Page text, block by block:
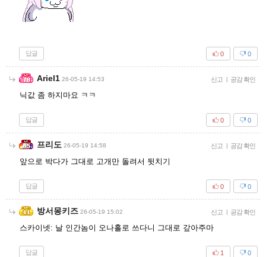
답글 0
0
Ariel1 26-05-19 14:53 신고 | 공감 확인
닉값 좀 하지마요 ㅋㅋ
답글 0
0
프리도 26-05-19 14:58 신고 | 공감 확인
앞으로 박다가 그대로 고개만 돌려서 뒷치기
답글 0
0
방서몽키즈 26-05-19 15:02 신고 | 공감 확인
스카이넷: 날 인간놈이 오나홀로 쓰다니 그대로 갚아주마
답글 0
1